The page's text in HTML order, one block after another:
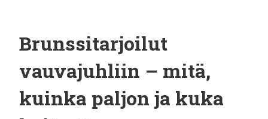
Brunssitarjoilut
vauvajuhliin – mitä,
kuinka paljon ja kuka